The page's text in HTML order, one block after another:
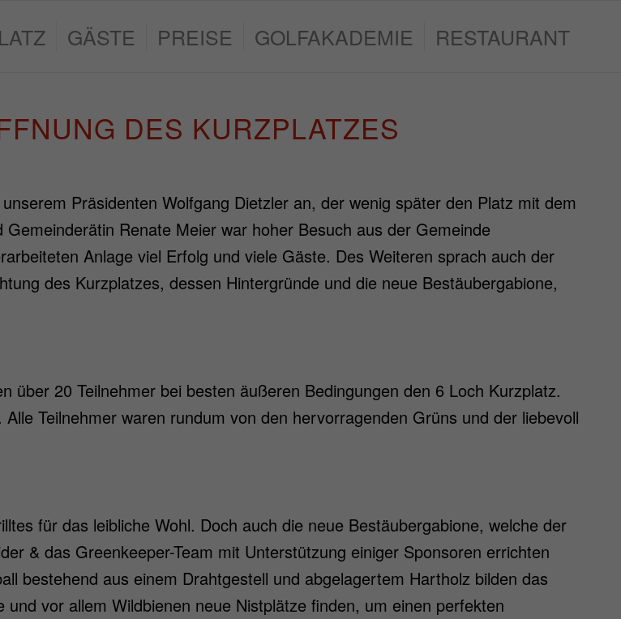
GÄSTE PREISE GOLFAKADEMIE RESTAURANT
DES KURZPLATZES
Präsidenten Wolfgang Dietzler an, der wenig später den Platz mit dem
Renate Meier war hoher Besuch aus der Gemeinde
Anlage viel Erfolg und viele Gäste. Des Weiteren sprach auch der
des Kurzplatzes, dessen Hintergründe und die neue Bestäubergabione,
über 20 Teilnehmer bei besten äußeren Bedingungen den 6 Loch Kurzplatz.
Teilnehmer waren rundum von den hervorragenden Grüns und der liebevoll
für das leibliche Wohl. Doch auch die neue Bestäubergabione, welche der
& das Greenkeeper-Team mit Unterstützung einiger Sponsoren errichten
bestehend aus einem Drahtgestell und abgelagertem Hartholz bilden das
vor allem Wildbienen neue Nistplätze finden, um einen perfekten